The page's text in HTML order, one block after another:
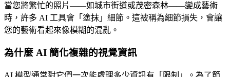
當您將繁忙的照片——如城市街道或茂密森林——變成藝術
時，許多 AI 工具會「塗抹」細節。這被稱為細節損失，會讓
您的藝術看起來像模糊的混亂。
為什麼 AI 簡化複雜的視覺資訊